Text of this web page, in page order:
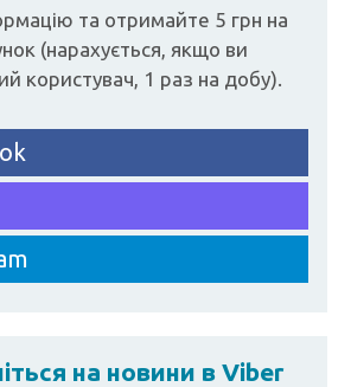
та отримайте 5 грн на
(нарахується, якщо ви
користувач, 1 раз на добу).
на новини в Viber